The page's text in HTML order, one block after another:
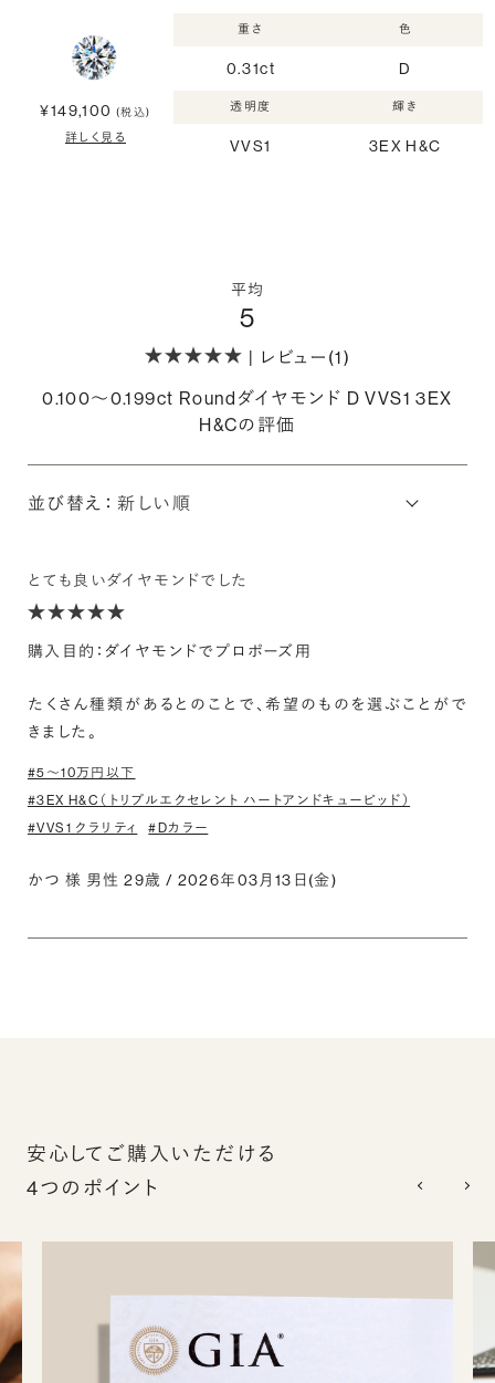
¥149,100 (税込)
詳しく見る
重さ
0.31ct
色
D
透明度
VVS1
輝き
3EX H&C
平均
5
| レビュー(1)
0.100〜0.199ct Roundダイヤモンド D VVS1 3EX
H&Cの評価
並び替え：
とても良いダイヤモンドでした
購入目的：ダイヤモンドでプロポーズ用
たくさん種類があるとのことで、希望のものを選ぶことがで
きました。
#5〜10万円以下
#3EX H&C（トリプルエクセレント ハートアンドキューピッド）
#VVS1 クラリティ
#Dカラー
かつ 様 男性 29歳 / 2026年03月13日(金)
安心してご購入いただける
4つのポイント